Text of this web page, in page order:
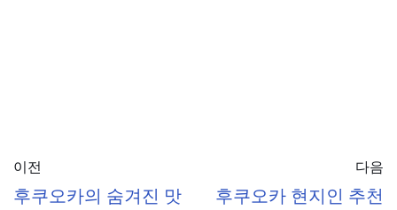
이전
후쿠오카의 숨겨진 맛
다음
후쿠오카 현지인 추천